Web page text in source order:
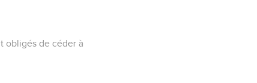
obligés de céder à